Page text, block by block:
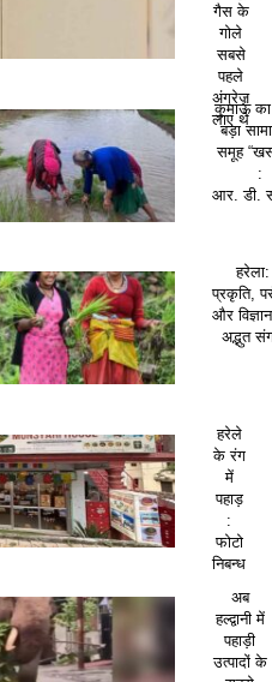
गैस के
गोले
सबसे
पहले
अंग्रेज़
लाए थे
कुमाऊं
बड़ा
समूह
:
आर. डी.
हरेला:
प्रकृति,
और
अद्भुत
हरेले
के रंग
में
पहाड़
:
फोटो
निबन्ध
अब
हल्द्वानी में
पहाड़ी
उत्पादों के